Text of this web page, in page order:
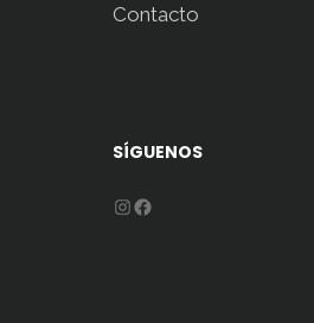
Contacto
SÍGUENOS
Instagram
Facebook